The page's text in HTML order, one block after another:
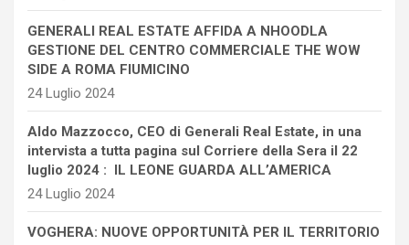
GENERALI REAL ESTATE AFFIDA A NHOODLA
GESTIONE DEL CENTRO COMMERCIALE THE WOW
SIDE A ROMA FIUMICINO
24 Luglio 2024
Aldo Mazzocco, CEO di Generali Real Estate, in una
intervista a tutta pagina sul Corriere della Sera il 22
luglio 2024 : IL LEONE GUARDA ALL’AMERICA
24 Luglio 2024
VOGHERA: NUOVE OPPORTUNITÀ PER IL TERRITORIO